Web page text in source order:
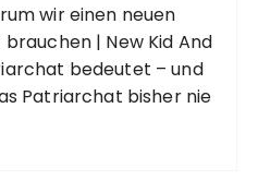
wir einen neuen
| New Kid And
bedeutet – und
Patriarchat bisher nie